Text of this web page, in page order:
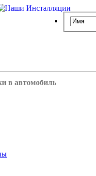
в автомобиль